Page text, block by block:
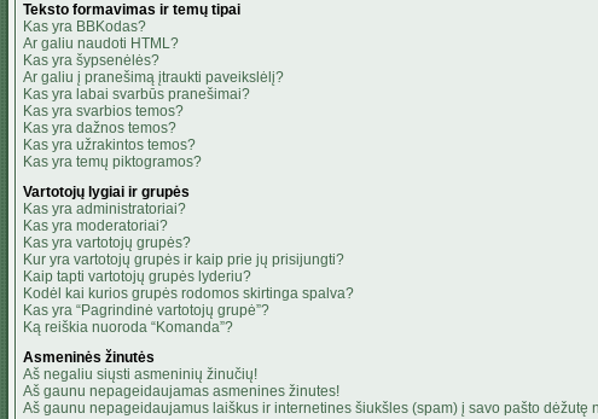
Teksto formavimas ir temų tipai
Kas yra BBKodas?
Ar galiu naudoti HTML?
Kas yra šypsenėlės?
Ar galiu į pranešimą įtraukti paveikslėlį?
Kas yra labai svarbūs pranešimai?
Kas yra svarbios temos?
Kas yra dažnos temos?
Kas yra užrakintos temos?
Kas yra temų piktogramos?
Vartotojų lygiai ir grupės
Kas yra administratoriai?
Kas yra moderatoriai?
Kas yra vartotojų grupės?
Kur yra vartotojų grupės ir kaip prie jų prisijungti?
Kaip tapti vartotojų grupės lyderiu?
Kodėl kai kurios grupės rodomos skirtinga spalva?
Kas yra “Pagrindinė vartotojų grupė”?
Ką reiškia nuoroda “Komanda”?
Asmeninės žinutės
Aš negaliu siųsti asmeninių žinučių!
Aš gaunu nepageidaujamas asmenines žinutes!
Aš gaunu nepageidaujamus laiškus ir internetines šiukšles (spam) į savo pašto dėžutę